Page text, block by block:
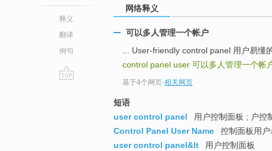
释义
翻译
例句
网络释义
可以多人管理一个帐户
... User-friendly control panel 用户易懂
control panel user 可以多人管理一个帐
基于4个网页-相关网页
短语
user control panel
用户控制面板 ; 户控
Control Panel User Name
控制面板用户
user control panel&lt
用户控制面板